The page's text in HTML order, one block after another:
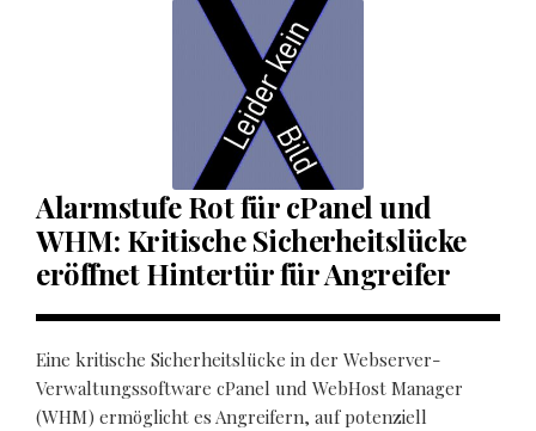
Alarmstufe Rot für cPanel und
WHM: Kritische Sicherheitslücke
eröffnet Hintertür für Angreifer
Eine kritische Sicherheitslücke in der Webserver-
Verwaltungssoftware cPanel und WebHost Manager
(WHM) ermöglicht es Angreifern, auf potenziell